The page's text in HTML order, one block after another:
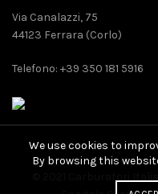
Via Canalazzi, 75
44123 Ferrara (Corlo)
Telefono: +39 350 181 5916
© 2021 Carburatori
We use cookies to
By browsing this